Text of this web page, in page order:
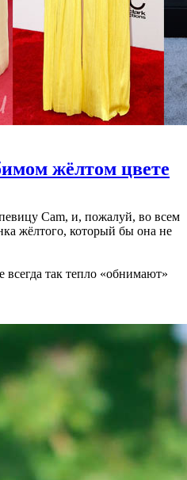
жёлтом цвете
Cam, и, пожалуй, во всем
жёлтого, который бы она не
всегда так тепло «обнимают»